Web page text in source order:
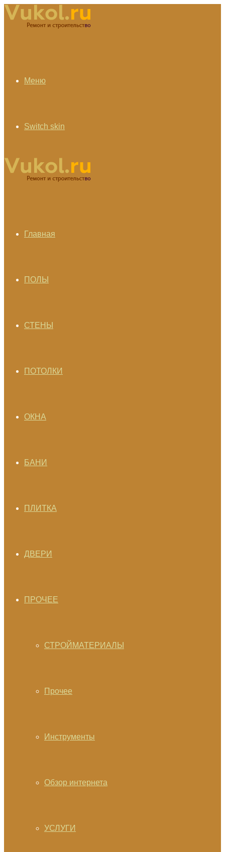
Меню
Switch skin
Главная
ПОЛЫ
СТЕНЫ
ПОТОЛКИ
ОКНА
БАНИ
ПЛИТКА
ДВЕРИ
ПРОЧЕЕ
СТРОЙМАТЕРИАЛЫ
Прочее
Инструменты
Обзор интернета
УСЛУГИ